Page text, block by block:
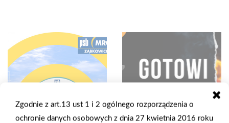
Zgodnie z art.13 ust 1 i 2 ogólnego rozporządzenia o
ochronie danych osobowych z dnia 27 kwietnia 2016 roku